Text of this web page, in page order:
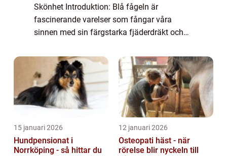
Skönhet Introduktion: Blå fågeln är
fascinerande varelser som fångar våra
sinnen med sin färgstarka fjäderdräkt och
erbjuda en grundlig översikt över de olika
aspek...
15 januari 2026
Hundpensionat i
Norrköping - så hittar du
12 januari 2026
Osteopati häst - när
rörelse blir nyckeln till